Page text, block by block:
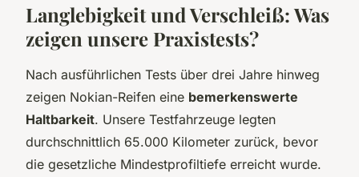
Langlebigkeit und Verschleiß: Was
zeigen unsere Praxistests?
Nach ausführlichen Tests über drei Jahre hinweg
zeigen Nokian-Reifen eine bemerkenswerte
Haltbarkeit. Unsere Testfahrzeuge legten
durchschnittlich 65.000 Kilometer zurück, bevor
die gesetzliche Mindestprofiltiefe erreicht wurde.